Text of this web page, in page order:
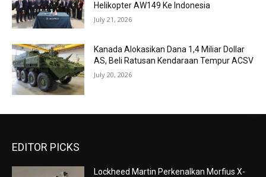
Helikopter AW149 Ke Indonesia
July 21, 2026
Kanada Alokasikan Dana 1,4 Miliar Dollar
AS, Beli Ratusan Kendaraan Tempur ACSV
July 20, 2026
EDITOR PICKS
Lockheed Martin Perkenalkan Morfius X-